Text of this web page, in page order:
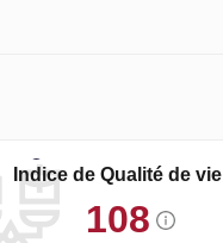
Indice de Qualité de vie
108